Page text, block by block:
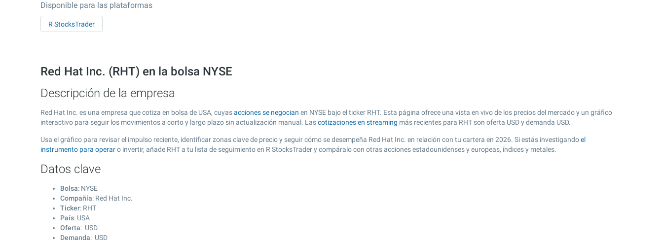
Disponible para las plataformas
R StocksTrader
Red Hat Inc. (RHT) en la bolsa NYSE
Descripción de la empresa
Red Hat Inc. es una empresa que cotiza en bolsa de USA, cuyasacciones se negocian en NYSE bajo el ticker RHT. Esta página ofrece una vista en vivo de los precios del mercado y un gráfico
interactivo para seguir los movimientos a corto y largo plazo sin actualización manual. Lascotizaciones en streaming más recientes para RHT son oferta USD y demanda USD.
Usa el gráfico para revisar el impulso reciente, identificar zonas clave de precio y seguir cómo se desempeña Red Hat Inc. en relación con tu cartera en 2026. Si estás investigandoel
instrumento para operaro invertir, añade RHT a tu lista de seguimiento en R StocksTrader y compáralo con otras acciones estadounidenses y europeas, índices y metales.
Datos clave
Bolsa: NYSE
Compañía: Red Hat Inc.
Ticker: RHT
País: USA
Oferta: USD
Demanda: USD